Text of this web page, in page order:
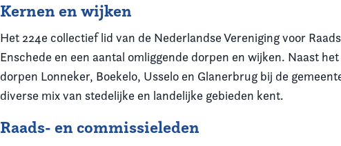
Kernen en wijken
Het 224e collectief lid van de Nederlandse Vereniging voor
Enschede en een aantal omliggende dorpen en wijken. Naast
dorpen Lonneker, Boekelo, Usselo en Glanerbrug bij de
diverse mix van stedelijke en landelijke gebieden kent.
Raads- en commissieleden